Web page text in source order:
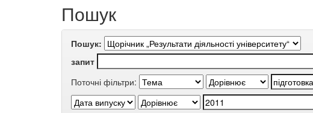
Пошук
Пошук:
запит
Поточні фільтри: